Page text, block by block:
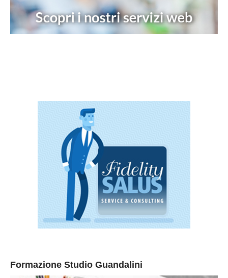
Formazione Studio Guandalini